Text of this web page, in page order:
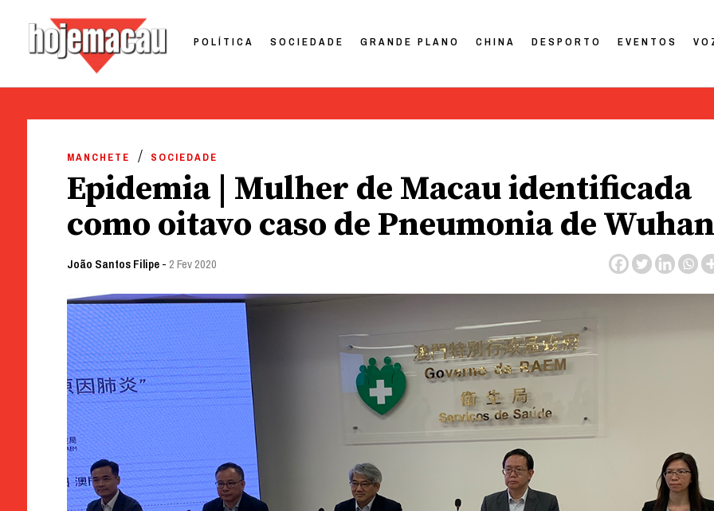
POLÍTICA SOCIEDADE GRANDE PLANO CHINA DESPORTO EVENTOS
MANCHETE SOCIEDADE
Epidemia | Mulher de Macau identificada
como oitavo caso de Pneumonia de Wuhan
João Santos Filipe- 2 Fev 2020